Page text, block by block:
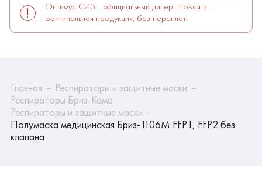
Оптимус СИЗ - официальный дилер. Новая и
оригинальная продукция, без переплат!
Главная
Респираторы и защитные маски
Респираторы Бриз-Кама
Респираторы и защитные маски
Полумаска медицинская Бриз-1106М FFP1, FFP2 без
клапана